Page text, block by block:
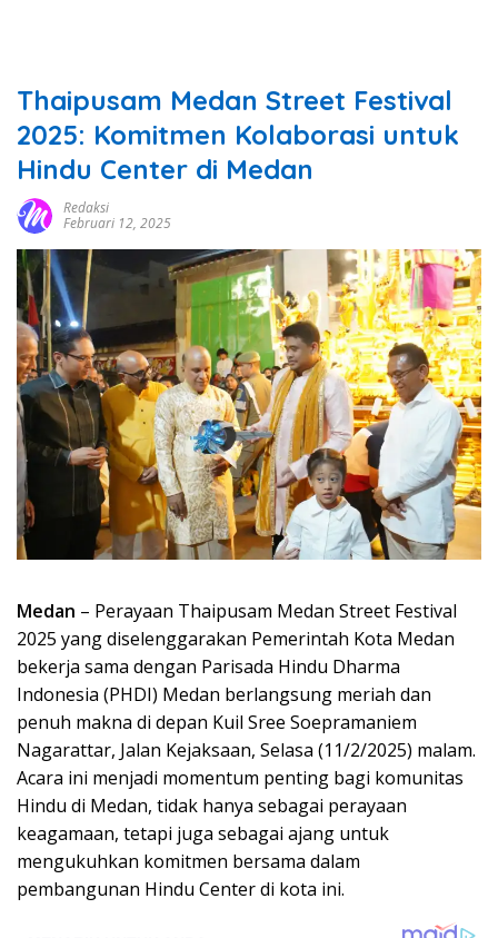
Thaipusam Medan Street Festival
2025: Komitmen Kolaborasi untuk
Hindu Center di Medan
Redaksi
Februari 12, 2025
Medan – Perayaan Thaipusam Medan Street Festival
2025 yang diselenggarakan Pemerintah Kota Medan
bekerja sama dengan Parisada Hindu Dharma
Indonesia (PHDI) Medan berlangsung meriah dan
penuh makna di depan Kuil Sree Soepramaniem
Nagarattar, Jalan Kejaksaan, Selasa (11/2/2025) malam.
Acara ini menjadi momentum penting bagi komunitas
Hindu di Medan, tidak hanya sebagai perayaan
keagamaan, tetapi juga sebagai ajang untuk
mengukuhkan komitmen bersama dalam
pembangunan Hindu Center di kota ini.